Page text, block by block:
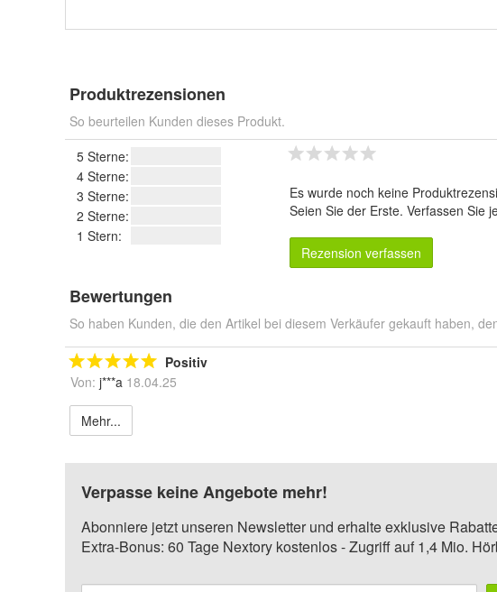
Produktrezensionen
So beurteilen Kunden dieses Produkt.
5 Sterne:
4 Sterne:
3 Sterne:
2 Sterne:
1 Stern:
Es wurde noch keine
Seien Sie der Erste. Verfassen Sie
Rezension verfassen
Bewertungen
So haben Kunden, die den Artikel bei diesem Verkäufer gekauft haben,
Positiv
Von: j***a 18.04.25
Mehr...
Verpasse keine Angebote mehr!
Abonniere jetzt unseren Newsletter und erhalte exklusive
Extra-Bonus: 60 Tage Nextory kostenlos - Zugriff auf 1,4 Mio.